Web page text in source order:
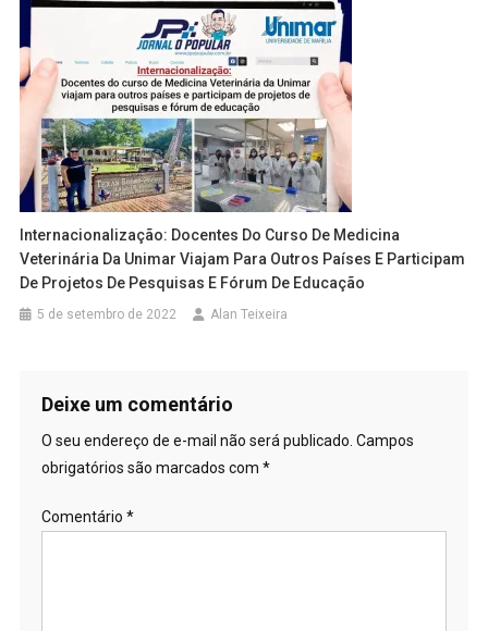
Internacionalização: Docentes Do Curso De Medicina
Veterinária Da Unimar Viajam Para Outros Países E Participam
De Projetos De Pesquisas E Fórum De Educação
5 de setembro de 2022 Alan Teixeira
Deixe um comentário
O seu endereço de e-mail não será publicado. Campos
obrigatórios são marcados com *
Comentário *